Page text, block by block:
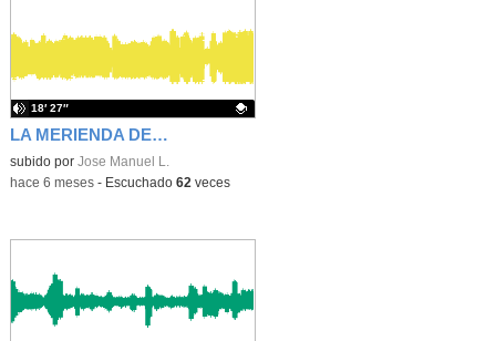
LA MERIENDA DEL CERVANTÉS 1
Contenido educativo.
subido por Jose Manuel L.
18′ 27″
-hace 6 meses- Escuchado 62veces